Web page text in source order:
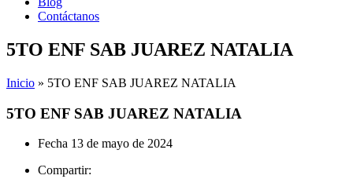
Contáctanos
5TO ENF SAB JUAREZ NATALIA
Inicio » 5TO ENF SAB JUAREZ NATALIA
5TO ENF SAB JUAREZ NATALIA
Fecha 13 de mayo de 2024
Compartir: